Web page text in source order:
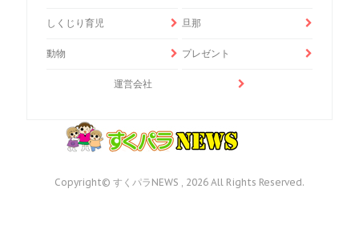
しくじり育児 旦那
動物 プレゼント
運営会社
Copyright© すくパラNEWS , 2026 All Rights Reserved.